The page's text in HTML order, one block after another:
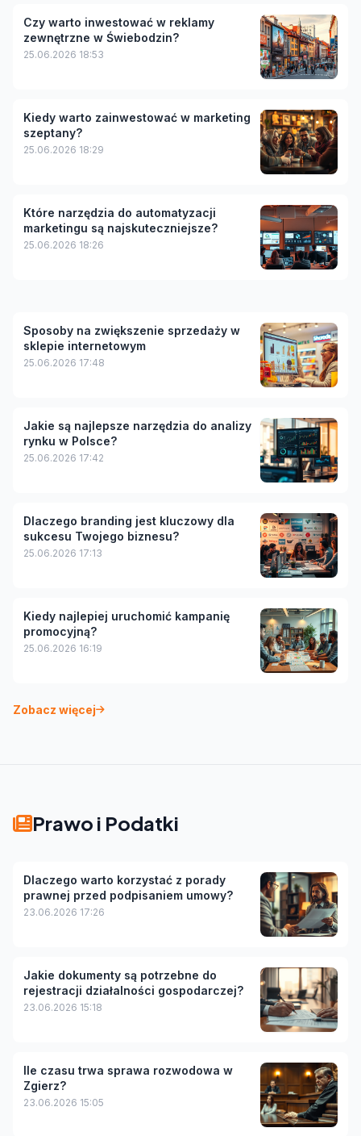
Czy warto inwestować w reklamy
zewnętrzne w Świebodzin?
25.06.2026 18:53
Kiedy warto zainwestować w marketing
szeptany?
25.06.2026 18:29
Które narzędzia do automatyzacji
marketingu są najskuteczniejsze?
25.06.2026 18:26
Sposoby na zwiększenie sprzedaży w
sklepie internetowym
25.06.2026 17:48
Jakie są najlepsze narzędzia do analizy
rynku w Polsce?
25.06.2026 17:42
Dlaczego branding jest kluczowy dla
sukcesu Twojego biznesu?
25.06.2026 17:13
Kiedy najlepiej uruchomić kampanię
promocyjną?
25.06.2026 16:19
Zobacz więcej
Prawo i Podatki
Dlaczego warto korzystać z porady
prawnej przed podpisaniem umowy?
23.06.2026 17:26
Jakie dokumenty są potrzebne do
rejestracji działalności gospodarczej?
23.06.2026 15:18
Ile czasu trwa sprawa rozwodowa w
Zgierz?
23.06.2026 15:05